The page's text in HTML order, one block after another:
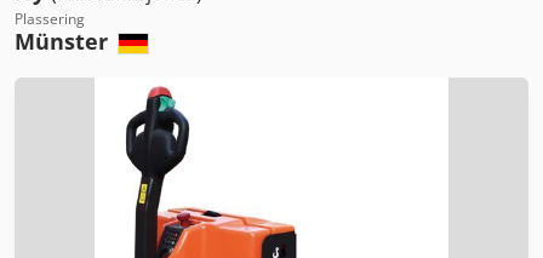
Plassering
Münster